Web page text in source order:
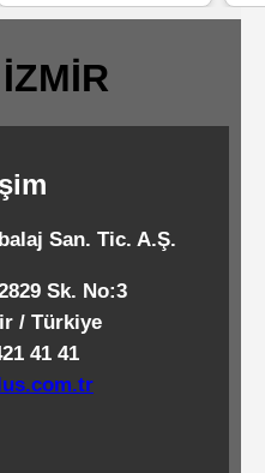
San. Tic. A.Ş.
Sk. No:3
/ Türkiye
41 41